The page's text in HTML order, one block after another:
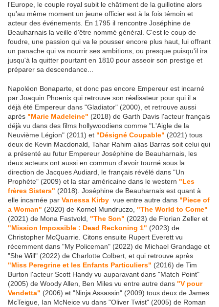
l'Europe, le couple royal subit le châtiment de la guillotine alors
qu'au même moment un jeune officier est à la fois témoin et
acteur des événements. En 1795 il rencontre Joséphine de
Beauharnais la veille d'être nommé général. C'est le coup de
foudre, une passion qui va le pousser encore plus haut, lui offrant
un panache qui va nourrir ses ambitions, ou presque puisqu'il ira
jusqu'à la quitter pourtant en 1810 pour asseoir son prestige et
préparer sa descendance...
Napoléon Bonaparte, et donc pas encore Empereur est incarné
par Joaquin Phoenix qui retrouve son réalisateur pour qui il a
déjà été Empereur dans "Gladiator" (2000), et retrouve aussi
après "Marie Madeleine" (2018) de Garth Davis l'acteur français
déjà vu dans des films hollywoodiens comme "L'Aigle de la
Neuvième Légion" (2011) et "Désigné Coupable" (2021) tous
deux de Kevin Macdonald, Tahar Rahim alias Barras soit celui qui
a présenté au futur Empereur Joséphine de Beauharnais, les
deux acteurs ont aussi en commun d'avoir tourné sous la
direction de Jacques Audiard, le français révélé dans "Un
Prophète" (2009) et la star américaine dans le western "Les
frères Sisters" (2018). Joséphine de Beauharnais est quant à
elle incarnée par Vanessa Kirby vue entre autre dans "Piece of
a Woman" (2020) de Kornel Mundruczo, "The World to Come"
(2021) de Mona Fastvold, "The Son" (2023) de Florian Zeller et
"Mission Impossible : Dead Reckoning 1" (2023) de
Christopher McQuarrie. Citons ensuite Rupert Everett vu
récemment dans "My Policeman" (2022) de Michael Grandage et
"She Will" (2022) de Charlotte Colbert, et qui retrouve après
"Miss Peregrine et les Enfants Particuliers" (2016) de Tim
Burton l'acteur Scott Handy vu auparavant dans "Match Point"
(2005) de Woody Allen, Ben Miles vu entre autre dans "V pour
Vendetta" (2006) et "Ninja Assassin" (2009) tous deux de James
McTeigue, Ian McNeice vu dans "Oliver Twist" (2005) de Roman